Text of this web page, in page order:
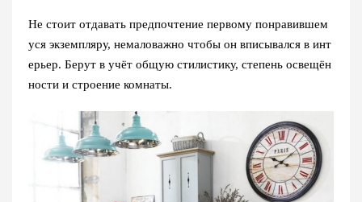
Не стоит отдавать предпочтение первому понравившем
уся экземпляру, немаловажно чтобы он вписывался в инт
ерьер. Берут в учёт общую стилистику, степень освещён
ности и строение комнаты.